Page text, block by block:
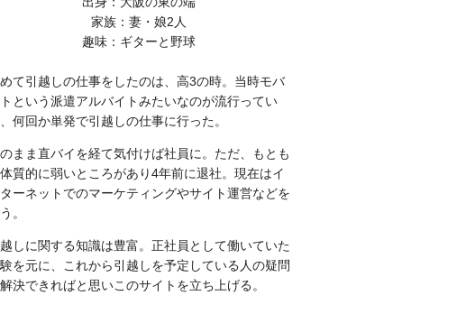
家族：妻・娘2人
趣味：ギターと野球
て引越しの仕事をしたのは、高3の時。当時モバ
という派遣アルバイトみたいなのが流行ってい
何回か単発で引越しの仕事に行った。
まま直バイを経て気付けば社員に。ただ、もとも
質的に弱いところがあり4年前に退社。現在はイ
ーネットでのマーケティングやサイト運営などを
。
しに関する知識は豊富。正社員として働いていた
を元に、これから引越しを予定している人の疑問
決できればと思いこのサイトを立ち上げる。